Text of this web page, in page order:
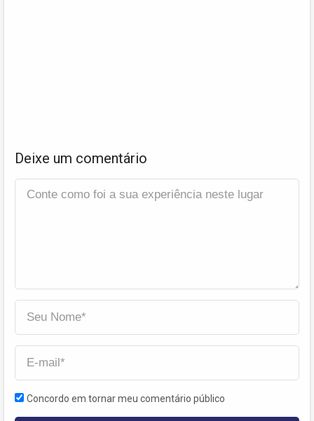
Deixe um comentário
Concordo em tornar meu comentário público